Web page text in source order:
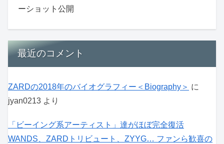
ーショット公開
最近のコメント
ZARDの2018年のバイオグラフィー＜Biography＞ に
jyan0213 より
「ビーイング系アーティスト」達がほぼ完全復活
WANDS、ZARDトリビュート、ZYYG… ファンら歓喜の